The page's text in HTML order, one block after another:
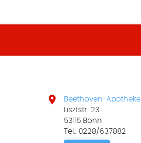

Beethoven-Apotheke
Lisztstr. 23
53115 Bonn
Tel.: 0228/637882